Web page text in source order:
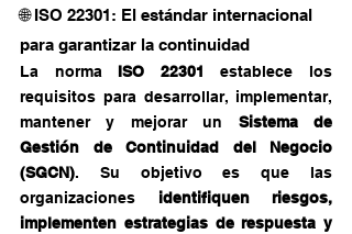
🌐 ISO 22301: El estándar internacional
para garantizar la continuidad
La norma ISO 22301
establece los
requisitos para desarrollar, implementar,
mantener y mejorar un Sistema de
Gestión de Continuidad del Negocio
(SGCN). Su objetivo es que las
organizaciones identifiquen riesgos,
implementen estrategias de respuesta y